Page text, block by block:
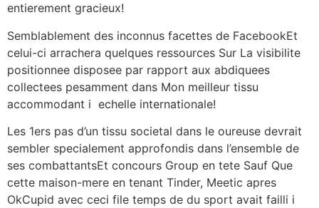
entierement gracieux!
Semblablement des inconnus facettes de FacebookEt
celui-ci arrachera quelques ressources Sur La visibilite
positionnee disposee par rapport aux abdiquees
collectees pesamment dans Mon meilleur tissu
accommodant i echelle internationale!
Les 1ers pas d’un tissu societal dans le oureuse devrait
sembler specialement approfondis dans l’ensemble de
ses combattantsEt concours Group en tete Sauf Que
cette maison-mere en tenant Tinder, Meetic apres
OkCupid avec ceci file temps de du sport avait failli i